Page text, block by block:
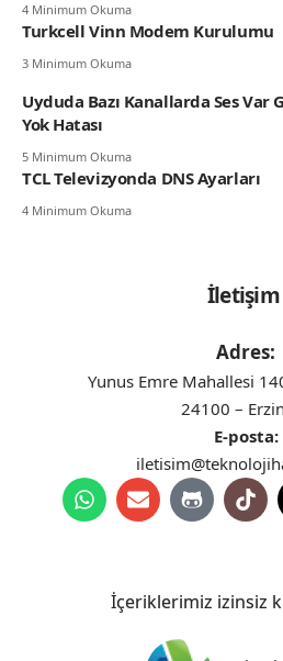
4 Minimum Okuma
Turkcell Vinn Modem Kurulumu
3 Minimum Okuma
Uyduda Bazı Kanallarda Ses Var
Yok Hatası
5 Minimum Okuma
TCL Televizyonda DNS Ayarları
4 Minimum Okuma
İletişim
Adres:
Yunus Emre Mahallesi
24100 –
E-posta:
İçeriklerimiz izinsiz